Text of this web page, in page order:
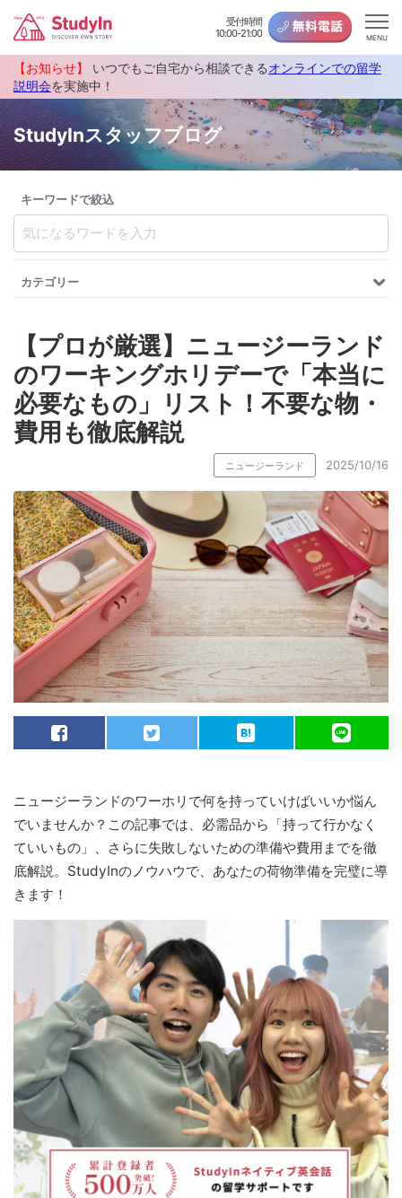
受付時間
10:00-21:00
MENU
【お知らせ】 いつでもご自宅から相談できるオンラインでの留学
説明会を実施中！
StudyInスタッフブログ
キーワードで絞込
カテゴリー
【プロが厳選】ニュージーランド
のワーキングホリデーで「本当に
必要なもの」リスト！不要な物・
費用も徹底解説
ニュージーランド 2025/10/16
ニュージーランドのワーホリで何を持っていけばいいか悩ん
でいませんか？この記事では、必需品から「持って行かなく
ていいもの」、さらに失敗しないための準備や費用までを徹
底解説。StudyInのノウハウで、あなたの荷物準備を完璧に導
きます！